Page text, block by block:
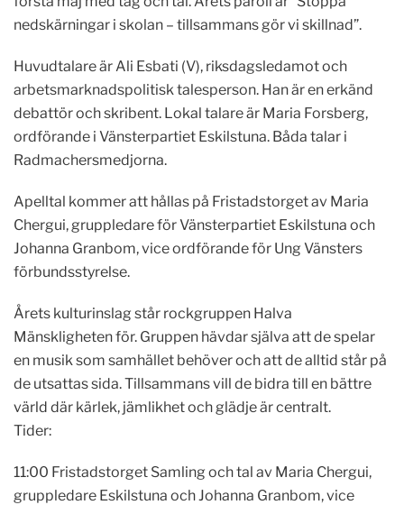
nedskärningar i skolan – tillsammans gör vi skillnad”.
Huvudtalare är Ali Esbati (V), riksdagsledamot och
arbetsmarknadspolitisk talesperson. Han är en erkänd
debattör och skribent. Lokal talare är Maria Forsberg,
ordförande i Vänsterpartiet Eskilstuna. Båda talar i
Radmachersmedjorna.
Apelltal kommer att hållas på Fristadstorget av Maria
Chergui, gruppledare för Vänsterpartiet Eskilstuna och
Johanna Granbom, vice ordförande för Ung Vänsters
förbundsstyrelse.
Årets kulturinslag står rockgruppen Halva
Mänskligheten för. Gruppen hävdar själva att de spelar
en musik som samhället behöver och att de alltid står på
de utsattas sida. Tillsammans vill de bidra till en bättre
värld där kärlek, jämlikhet och glädje är centralt.
Tider:
11:00 Fristadstorget Samling och tal av Maria Chergui,
gruppledare Eskilstuna och Johanna Granbom, vice